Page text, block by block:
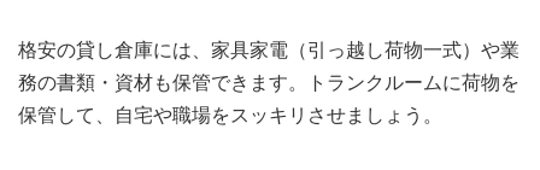
格安の貸し倉庫には、家具家電（引っ越し荷物一式）や業
務の書類・資材も保管できます。トランクルームに荷物を
保管して、自宅や職場をスッキリさせましょう。